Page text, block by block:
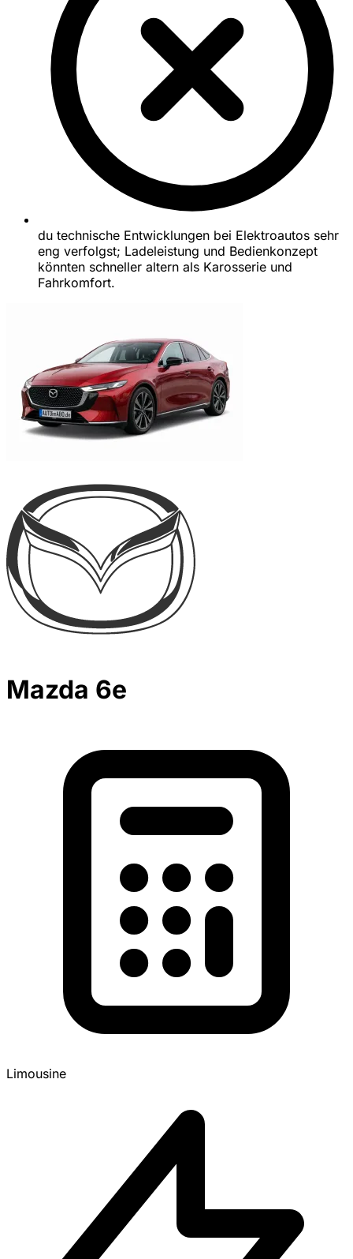
du technische Entwicklungen bei Elektroautos sehr
eng verfolgst; Ladeleistung und Bedienkonzept
könnten schneller altern als Karosserie und
Fahrkomfort.
Mazda 6e
Limousine